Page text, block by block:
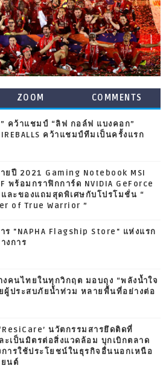
ZOOM COMMENTS
” คว้าแชมป์ “ลิฟ กอล์ฟ แบงคอก”
คว้าแชมป์ทีมเป็นครั้งแรก
ยปี 2021 Gaming Notebook MSI
พร้อมกราฟิกการ์ด NVIDIA GeForce
และของแถมสุดพิเศษกับโปรโมชั่น “
of True Warrior ”
ร "NAPHA Flagship Store" แห่งแรก
งการ
งคนไทยในทุกวิกฤต มอบถุง “พลังน้ำใจ
ผู้ประสบภัยน้ำท่วม หลายพื้นที่อย่างต่อ
นวัตกรรมสารยึดติดที่
ะเป็นมิตรต่อสิ่งแวดล้อม บุกเบิกตลาด
การใช้ประโยชน์ในธุรกิจอื่นนอกเหนือ
ยนต์